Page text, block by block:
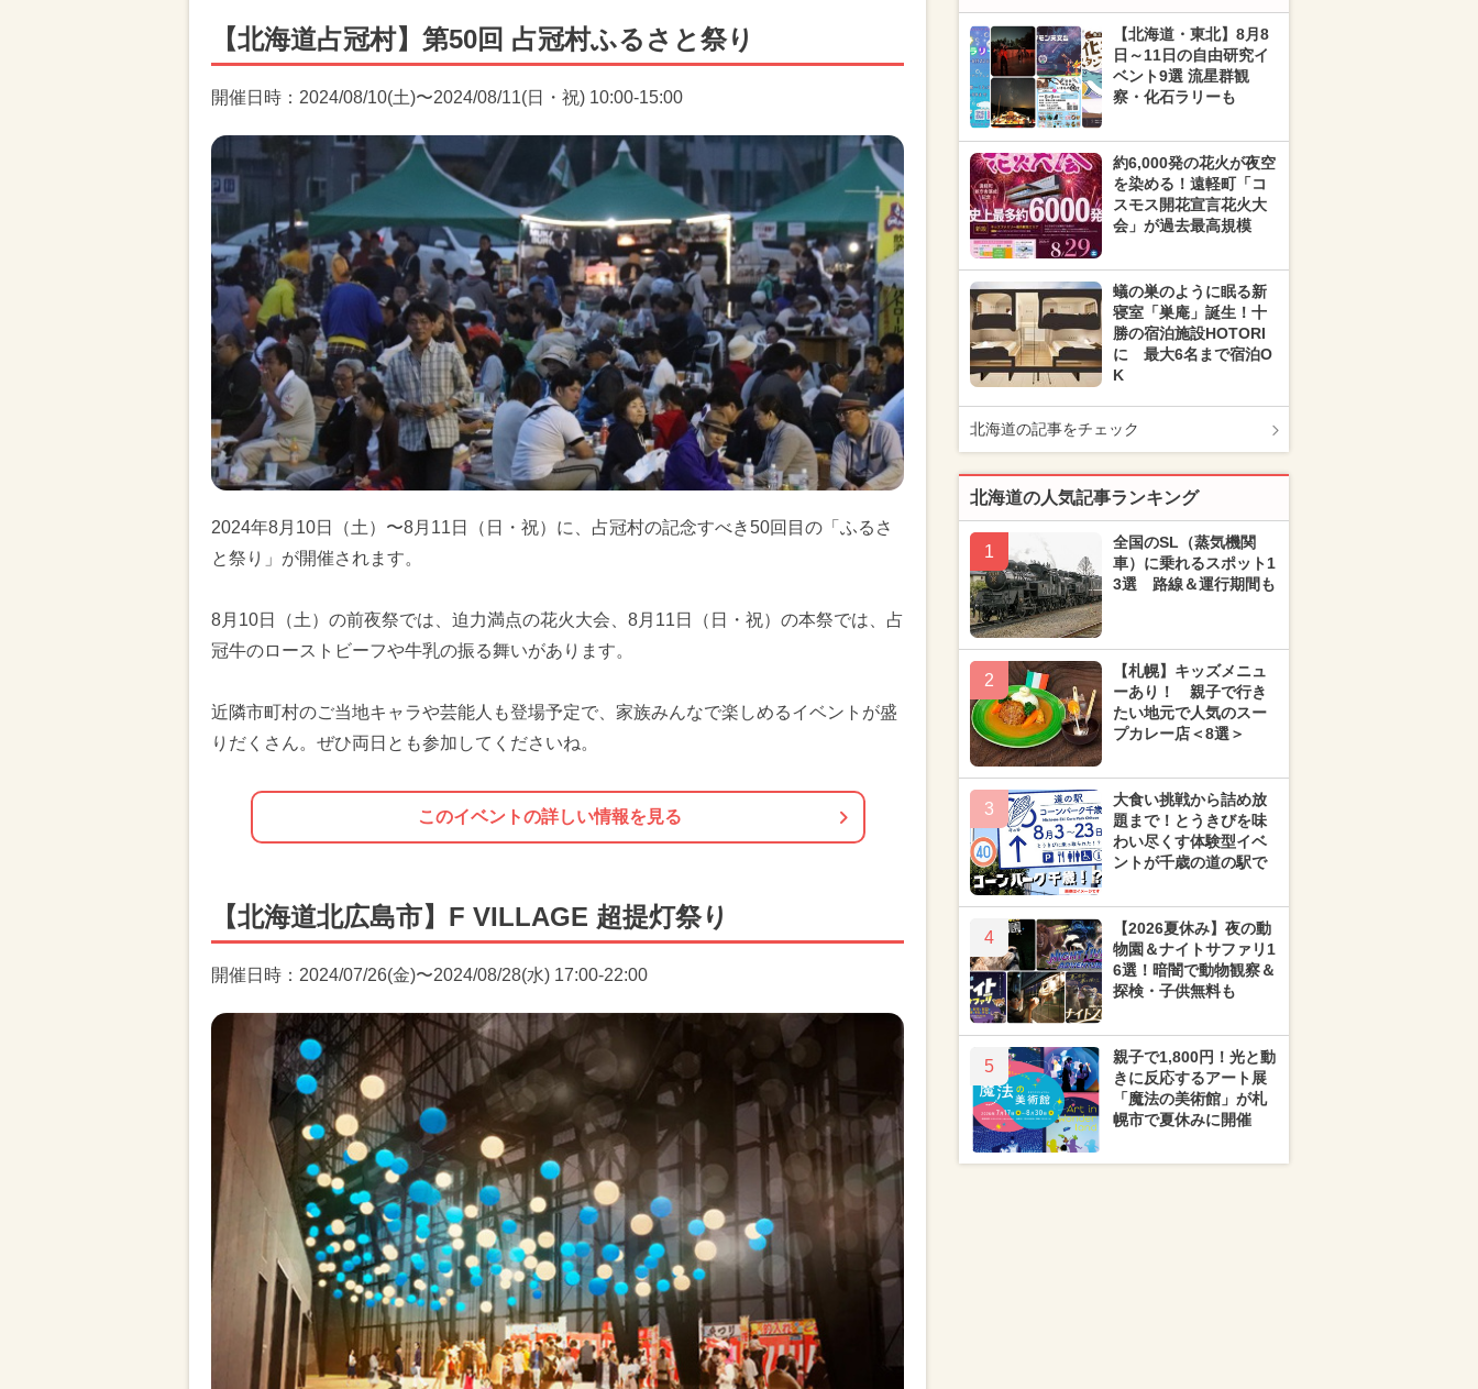
【北海道占冠村】第50回 占冠村ふるさと祭り
開催日時：2024/08/10(土)〜2024/08/11(日・祝) 10:00-15:00
2024年8月10日（土）〜8月11日（日・祝）に、占冠村の記念すべき50回目の「ふるさ
と祭り」が開催されます。
8月10日（土）の前夜祭では、迫力満点の花火大会、8月11日（日・祝）の本祭では、占
冠牛のローストビーフや牛乳の振る舞いがあります。
近隣市町村のご当地キャラや芸能人も登場予定で、家族みんなで楽しめるイベントが盛
りだくさん。ぜひ両日とも参加してくださいね。
このイベントの詳しい情報を見る
【北海道北広島市】F VILLAGE 超提灯祭り
開催日時：2024/07/26(金)〜2024/08/28(水) 17:00-22:00
【北海道・東北】8月8
日～11日の自由研究イ
ベント9選 流星群観
察・化石ラリーも
約6,000発の花火が夜空
を染める！遠軽町「コ
スモス開花宣言花火大
会」が過去最高規模
蟻の巣のように眠る新
寝室「巣庵」誕生！十
勝の宿泊施設HOTORI
に 最大6名まで宿泊O
K
北海道の記事をチェック
北海道の人気記事ランキング
1
全国のSL（蒸気機関
車）に乗れるスポット1
3選 路線＆運行期間も
2
【札幌】キッズメニュ
ーあり！ 親子で行き
たい地元で人気のスー
プカレー店＜8選＞
3
大食い挑戦から詰め放
題まで！とうきびを味
わい尽くす体験型イベ
ントが千歳の道の駅で
4
【2026夏休み】夜の動
物園＆ナイトサファリ1
6選！暗闇で動物観察＆
探検・子供無料も
5
親子で1,800円！光と動
きに反応するアート展
「魔法の美術館」が札
幌市で夏休みに開催